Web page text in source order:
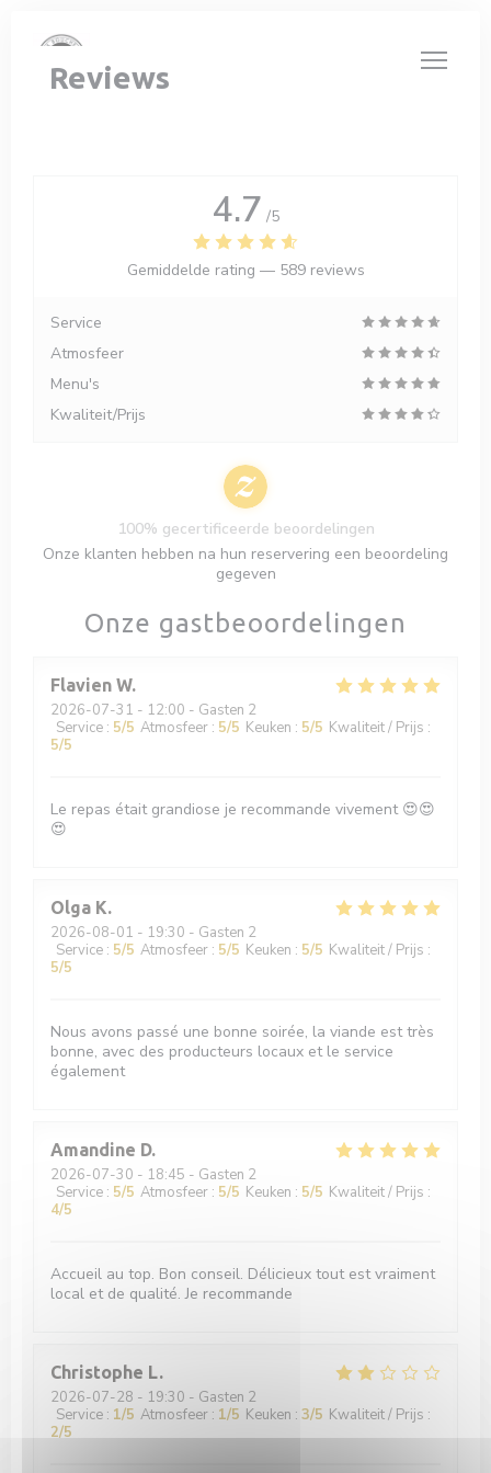
Reviews
Onze gastbeoordelingen
Flavien W
2026-07-31 - 12:00 - Gasten 2
Service : 5/5 Atmosfeer : 5/5 Keuken : 5/5 Kwaliteit / Prijs :
5/5
Le repas était grandiose je recommande vivement 😍😍
😍
Olga K
2026-08-01 - 19:30 - Gasten 2
Service : 5/5 Atmosfeer : 5/5 Keuken : 5/5 Kwaliteit / Prijs :
5/5
Nous avons passé une bonne soirée, la viande est très
bonne, avec des producteurs locaux et le service
également
Amandine D
2026-07-30 - 18:45 - Gasten 2
Service : 5/5 Atmosfeer : 5/5 Keuken : 5/5 Kwaliteit / Prijs :
4/5
Accueil au top. Bon conseil. Délicieux tout est vraiment
local et de qualité. Je recommande
Christophe L
2026-07-28 - 19:30 - Gasten 2
Service : 1/5 Atmosfeer : 1/5 Keuken : 3/5 Kwaliteit / Prijs :
2/5
4.7 /5
Gemiddelde rating — 589 reviews
Service
Atmosfeer
Menu's
Kwaliteit/Prijs
100% gecertificeerde beoordelingen
Onze klanten hebben na hun reservering een beoordeling
gegeven